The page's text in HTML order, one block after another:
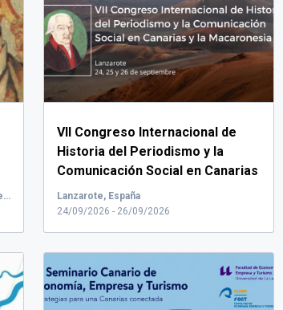
ULL: Facultad de Humanidades, Campus de Guajara, La Laguna, España
VII Congreso Internacional de
Historia del Periodismo y la
Comunicación Social en Canarias
y la Macaronesia.
Lanzarote, España
24/09/2026 - 26/09/2026